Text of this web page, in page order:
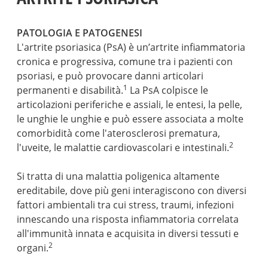
PATOLOGIA E PATOGENESI
L'artrite psoriasica (PsA) è un’artrite infiammatoria
cronica e progressiva, comune tra i pazienti con
psoriasi, e può provocare danni articolari
permanenti e disabilità.1 La PsA colpisce le
articolazioni periferiche e assiali, le entesi, la pelle,
le unghie le unghie e può essere associata a molte
comorbidità come l'aterosclerosi prematura,
l'uveite, le malattie cardiovascolari e intestinali.2
Si tratta di una malattia poligenica altamente
ereditabile, dove più geni interagiscono con diversi
fattori ambientali tra cui stress, traumi, infezioni
innescando una risposta infiammatoria correlata
all'immunità innata e acquisita in diversi tessuti e
organi.2